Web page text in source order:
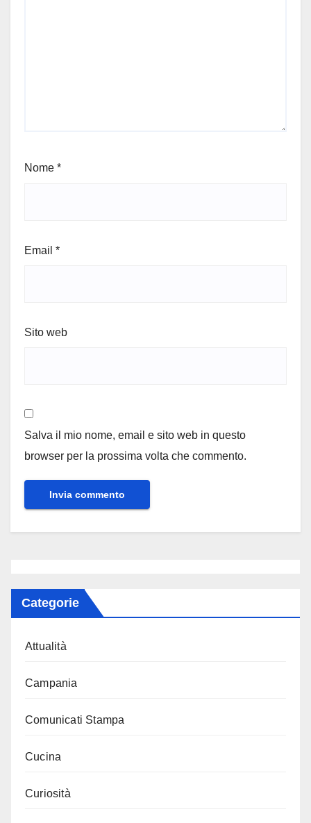
Nome *
Email *
Sito web
Salva il mio nome, email e sito web in questo
browser per la prossima volta che commento.
Categorie
Attualità
Campania
Comunicati Stampa
Cucina
Curiosità